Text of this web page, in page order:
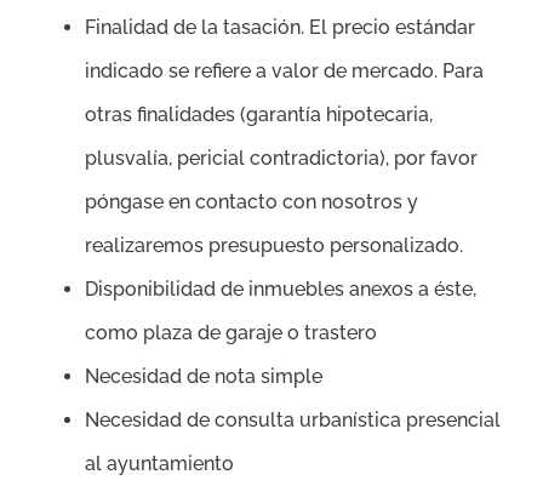
Finalidad de la tasación. El precio estándar
indicado se refiere a valor de mercado. Para
otras finalidades (garantía hipotecaria,
plusvalía, pericial contradictoria), por favor
póngase en contacto con nosotros y
realizaremos presupuesto personalizado.
Disponibilidad de inmuebles anexos a éste,
como plaza de garaje o trastero
Necesidad de nota simple
Necesidad de consulta urbanística presencial
al ayuntamiento